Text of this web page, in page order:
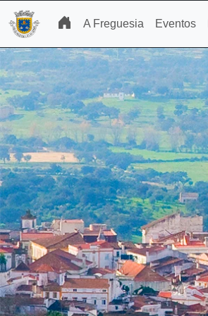
A Freguesia Eventos